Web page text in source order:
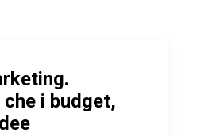
che i budget,